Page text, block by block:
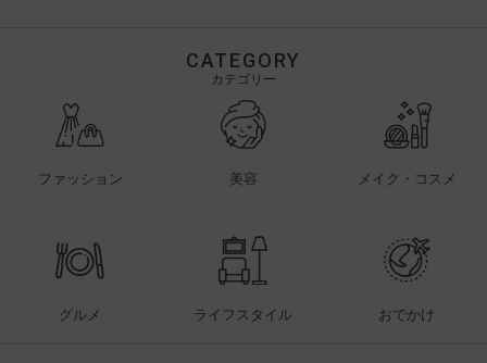
CATEGORY
カテゴリー
ファッション 美容 メイク・コスメ
グルメ ライフスタイル おでかけ